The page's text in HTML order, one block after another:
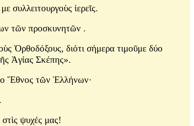
με συλλειτουργοὺς ἱερεῖς.
τῶν προσκυνητῶν .
Ὀρθοδόξους, διότι σήμερα τιμοῦμε δύο
Ἁγίας Σκέπης».
Ἔθνος τῶν Ἑλλήνων·
ψυχές μας!